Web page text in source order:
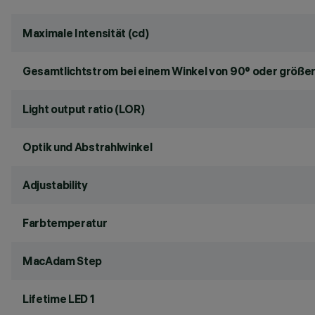
Maximale Intensität (cd)
Gesamtlichtstrom bei einem Winkel von 90° oder
Light output ratio (LOR)
Optik und Abstrahlwinkel
Adjustability
Farbtemperatur
MacAdam Step
Lifetime LED 1